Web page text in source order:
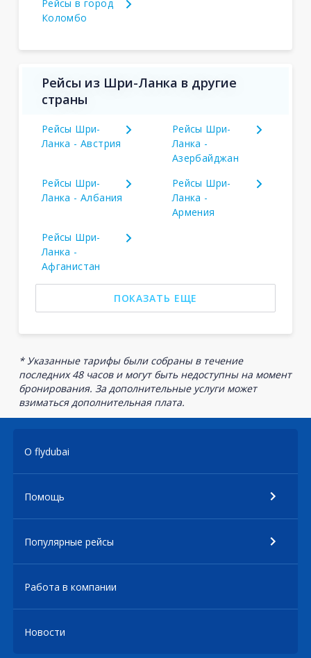
Рейсы в город
Коломбо
Рейсы из Шри-Ланка в другие
страны
Рейсы Шри-
Ланка - Австрия
Рейсы Шри-
Ланка -
Азербайджан
Рейсы Шри-
Ланка - Албания
Рейсы Шри-
Ланка -
Армения
Рейсы Шри-
Ланка -
Афганистан
ПОКАЗАТЬ ЕЩЕ
* Указанные тарифы были собраны в течение
последних 48 часов и могут быть недоступны на момент
бронирования. За дополнительные услуги может
взиматься дополнительная плата.
О flydubai
Помощь
Популярные рейсы
Работа в компании
Новости